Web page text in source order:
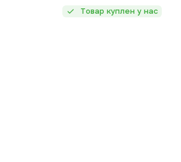
Товар куплен у нас